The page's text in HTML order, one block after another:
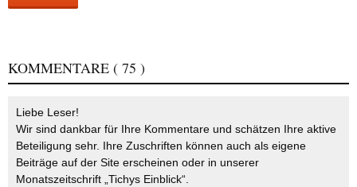
KOMMENTARE ( 75 )
Liebe Leser!
Wir sind dankbar für Ihre Kommentare und schätzen Ihre aktive
Beteiligung sehr. Ihre Zuschriften können auch als eigene
Beiträge auf der Site erscheinen oder in unserer
Monatszeitschrift „Tichys Einblick“.